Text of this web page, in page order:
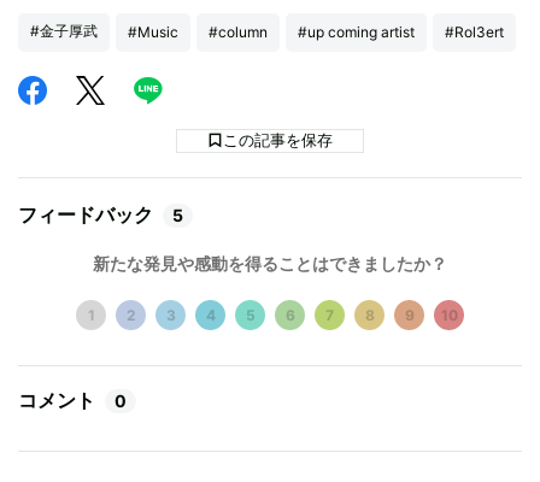
#金子厚武 #Music #column #up coming artist #Rol3ert
この記事を保存
フィードバック 5
新たな発見や感動を得ることはできましたか？
1 2 3 4 5 6 7 8 9 10
コメント 0